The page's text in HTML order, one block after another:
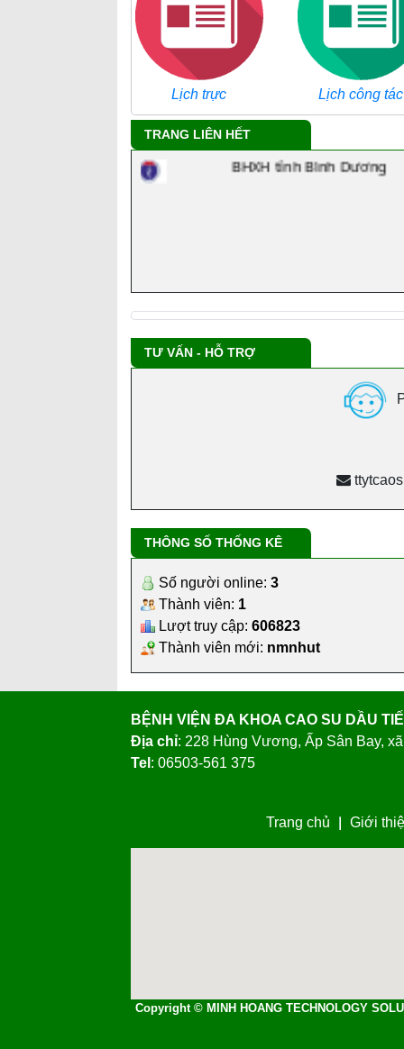
Lịch trực Lịch công tác
TRANG LIÊN HẾT
Công ty chủ quản
BHXH tỉnh Bình Dương
Lượt truy cập:606823
Thành viên mới:nmnhut
BỆNH VIỆN ĐA KHOA CAO SU DẦU
Địa chỉ: 228 Hùng Vương, Ấp Sân Bay,
Tel: 06503-561 375
Trang chủ Giới